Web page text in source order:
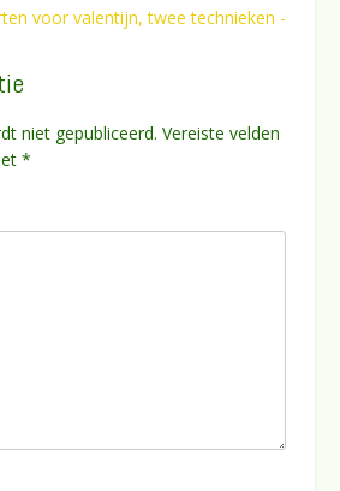
voor valentijn, twee technieken -
niet gepubliceerd. Vereiste velden
*